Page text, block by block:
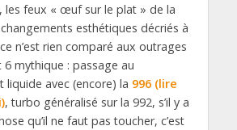
les feux « œuf sur le plat » de la
esthétiques décriés à
n’est rien comparé aux outrages
6 mythique : passage au
liquide avec (encore) la 996 (lire
, turbo généralisé sur la 992, s’il y a
qu’il ne faut pas toucher, c’est